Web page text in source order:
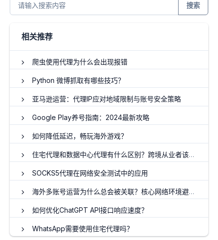
搜索
相关推荐
爬虫使用代理为什么会出现报错
Python 微博抓取有哪些技巧？
亚马逊运营：代理IP应对地域限制与账号安全策略
Google Play养号指南：2024最新攻略
如何降低延迟，畅玩海外游戏？
住宅代理和数据中心代理有什么区别？跨境从业者该如何选择
SOCKS5代理在网络安全测试中的应用
海外多账号运营为什么总会被关联？核心网络环境避坑指南
如何优化ChatGPT API接口响应速度？
WhatsApp需要使用住宅代理吗？